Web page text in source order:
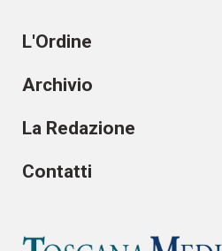
L'Ordine
Archivio
La Redazione
Contatti